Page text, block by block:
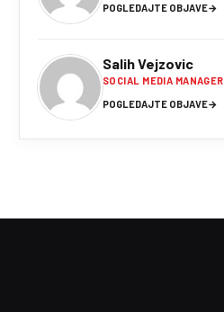
POGLEDAJTE OBJAVE→
Salih Vejzovic
SOCIAL MEDIA MANAGER
POGLEDAJTE OBJAVE→